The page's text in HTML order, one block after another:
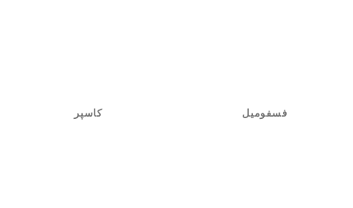
فسفومیل کاسپر